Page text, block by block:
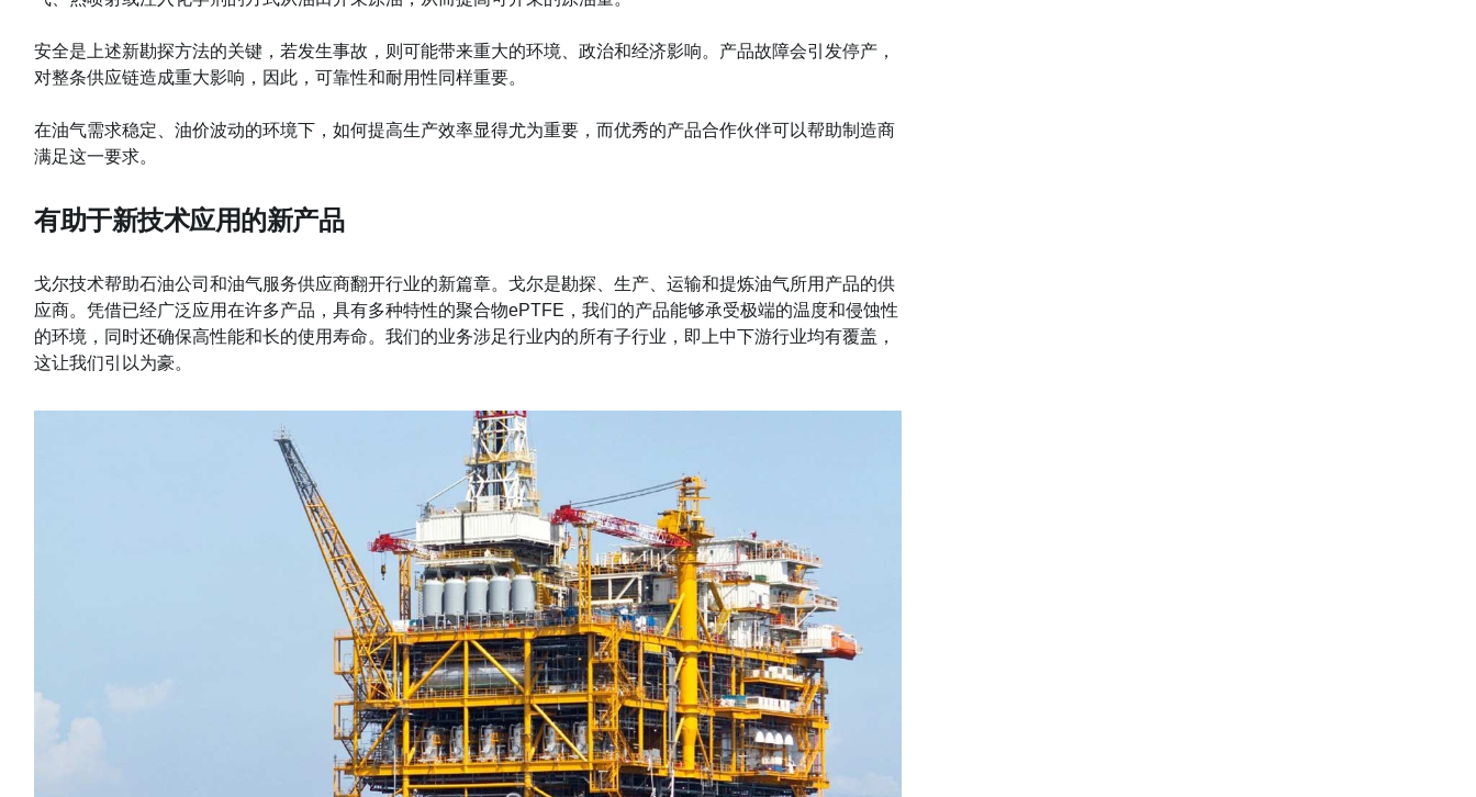
安全是上述新勘探方法的关键，若发生事故，则可能带来重大的环境、政治和经济影响。产品故障会引发停产，
对整条供应链造成重大影响，因此，可靠性和耐用性同样重要。
在油气需求稳定、油价波动的环境下，如何提高生产效率显得尤为重要，而优秀的产品合作伙伴可以帮助制造商
满足这一要求。
有助于新技术应用的新产品
戈尔技术帮助石油公司和油气服务供应商翻开行业的新篇章。戈尔是勘探、生产、运输和提炼油气所用产品的供
应商。凭借已经广泛应用在许多产品，具有多种特性的聚合物ePTFE，我们的产品能够承受极端的温度和侵蚀性
的环境，同时还确保高性能和长的使用寿命。我们的业务涉足行业内的所有子行业，即上中下游行业均有覆盖，
这让我们引以为豪。